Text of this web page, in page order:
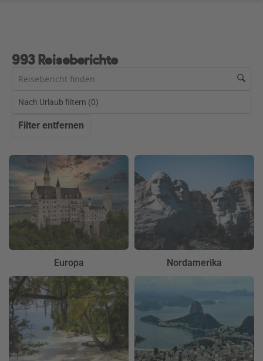
993 Reiseberichte
Nach Urlaub filtern (0)
Filter entfernen
Europa Nordamerika